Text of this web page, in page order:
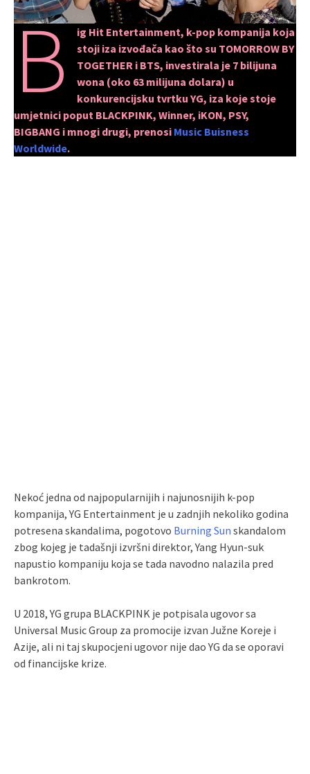
B
ig Hit Entertainment, k-pop kompanija koja
stoji iza izvođača kao što su TOMORROW BY
TOGETHER i BTS, investirala je 7 bilijuna
wona (oko 63 milijuna dolara) u
konkurencijsku tvrtku YG, iza koje stoje
umjetnici poput BLACKPINK, Winner, iKON, PSY,
BIGBANG i mnogi drugi, prenosi Music Buisness
Worldwide.
Nekoć jedna od najpopularnijih i najunosnijih k-pop
kompanija, YG Entertainment je u zadnjih nekoliko godina
potresena skandalima, pogotovo Burning Sun skandalom
zbog kojeg je tadašnji izvršni direktor, Yang Hyun-suk
napustio kompaniju koja se tada navodno nalazila pred
bankrotom.
U 2018, YG grupa BLACKPINK je potpisala ugovor sa
Universal Music Group za promocije izvan Južne Koreje i
Azije, ali ni taj skupocjeni ugovor nije dao YG da se oporavi
od financijske krize.